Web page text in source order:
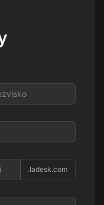
.ladesk.com